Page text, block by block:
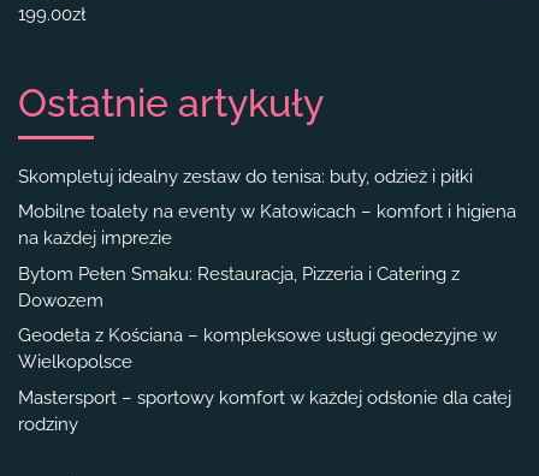
199.00zł
Ostatnie artykuły
Skompletuj idealny zestaw do tenisa: buty, odzież i piłki
Mobilne toalety na eventy w Katowicach – komfort i higiena
na każdej imprezie
Bytom Pełen Smaku: Restauracja, Pizzeria i Catering z
Dowozem
Geodeta z Kościana – kompleksowe usługi geodezyjne w
Wielkopolsce
Mastersport – sportowy komfort w każdej odsłonie dla całej
rodziny